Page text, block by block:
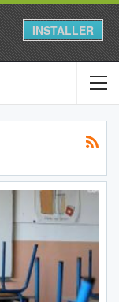
INSTALLER